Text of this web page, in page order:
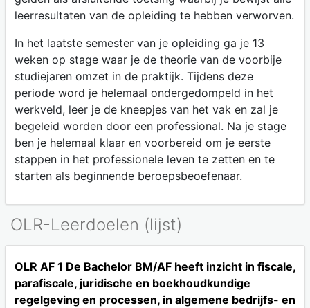
leerresultaten van de opleiding te hebben verworven.
In het laatste semester van je opleiding ga je 13
weken op stage waar je de theorie van de voorbije
studiejaren omzet in de praktijk. Tijdens deze
periode word je helemaal ondergedompeld in het
werkveld, leer je de kneepjes van het vak en zal je
begeleid worden door een professional. Na je stage
ben je helemaal klaar en voorbereid om je eerste
stappen in het professionele leven te zetten en te
starten als beginnende beroepsbeoefenaar.
OLR-Leerdoelen (lijst)
OLR AF 1 De Bachelor BM/AF heeft inzicht in fiscale,
parafiscale, juridische en boekhoudkundige
regelgeving en processen, in algemene bedrijfs- en